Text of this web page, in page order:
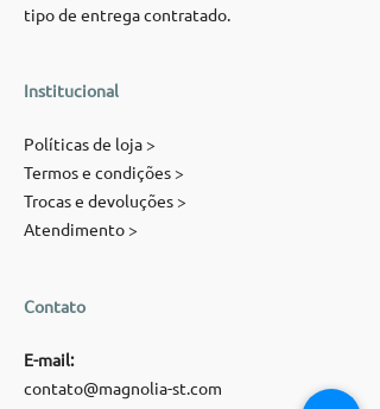
tipo de entrega contratado.
Institucional
Políticas de loja >
Termos e condições >
Trocas e devoluções >
Atendimento >
Contato
E-mail:
contato@magnolia-st.com